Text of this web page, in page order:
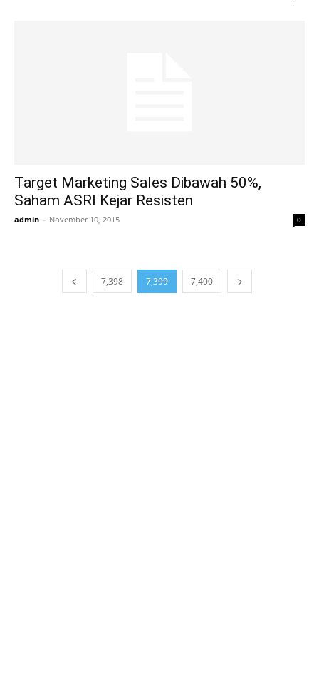
Target Marketing Sales Dibawah 50%,
Saham ASRI Kejar Resisten
admin - November 10, 2015 0
7,398 7,399 7,400